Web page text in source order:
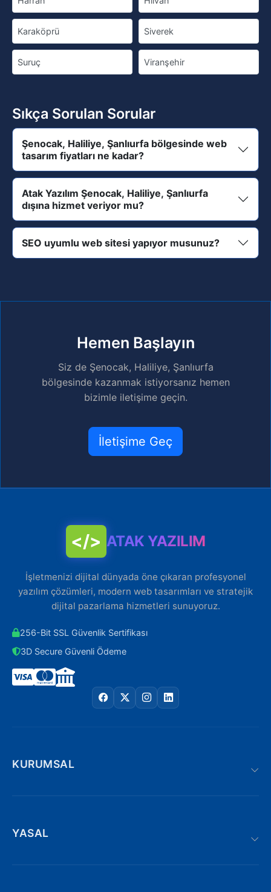
Karaköprü Siverek
Suruç Viranşehir
Sıkça Sorulan Sorular
Şenocak, Haliliye, Şanlıurfa bölgesinde web
tasarım fiyatları ne kadar?
Atak Yazılım Şenocak, Haliliye, Şanlıurfa
dışına hizmet veriyor mu?
SEO uyumlu web sitesi yapıyor musunuz?
Hemen Başlayın
Siz de Şenocak, Haliliye, Şanlıurfa
bölgesinde kazanmak istiyorsanız hemen
bizimle iletişime geçin.
İletişime Geç
</> ATAK YAZILIM
İşletmenizi dijital dünyada öne çıkaran profesyonel
yazılım çözümleri, modern web tasarımları ve stratejik
dijital pazarlama hizmetleri sunuyoruz.
256-Bit SSL Güvenlik Sertifikası
3D Secure Güvenli Ödeme
KURUMSAL
YASAL